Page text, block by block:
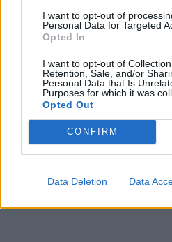
I want to opt-out of
Personal Data for Targeted
Opted In
I want to opt-out of
Retention, Sale, and/or
Personal Data that Is
Purposes for which it was
Opted Out
CONFIRM
Data Deletion Data
mentre per il digital attiviamo
partner affini. L'
sempre più completa, con
quest'anno. Last but not
impegnata nel sociale e
Milano Film Festival».